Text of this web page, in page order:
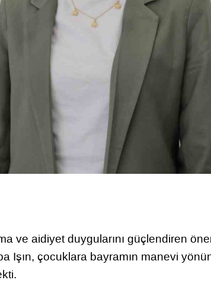
ve aidiyet duygularını güçlendiren
Işın, çocuklara bayramın manevi